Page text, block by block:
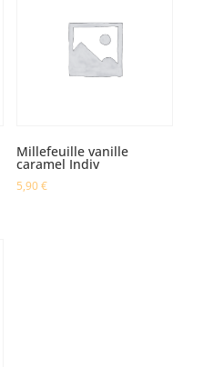
Millefeuille vanille
caramel Indiv
5,90€